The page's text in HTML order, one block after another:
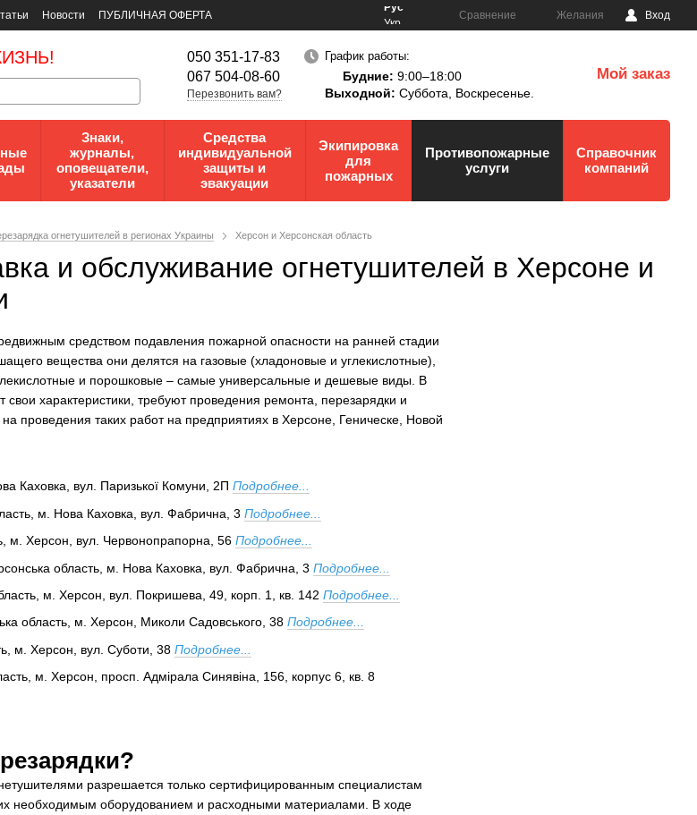
Новости
ПУБЛИЧНАЯ ОФЕРТА
Рус
Укр
Сравнение Желания Вход
050 351-17-83
067 504-08-60
Перезвонить вам?
График работы:
Будние: 9:00–18:00
Выходной: Суббота, Воскресенье.
Мой заказ
Знаки,
журналы,
оповещатели,
указатели
Средства
индивидуальной
защиты и
эвакуации
Экипировка
для
пожарных
Противопожарные
услуги
Справочник
компаний
огнетушителей в регионах Украины Херсон и Херсонская область
и обслуживание огнетушителей в Херсоне и
средством подавления пожарной опасности на ранней стадии
вещества они делятся на газовые (хладоновые и углекислотные),
и порошковые – самые универсальные и дешевые виды. В
свои характеристики, требуют проведения ремонта, перезарядки и
проведения таких работ на предприятиях в Херсоне, Геническе, Новой
Каховка, вул. Паризької Комуни, 2П Подробнее...
м. Нова Каховка, вул. Фабрична, 3 Подробнее...
м. Херсон, вул. Червонопрапорна, 56 Подробнее...
область, м. Нова Каховка, вул. Фабрична, 3 Подробнее...
м. Херсон, вул. Покришева, 49, корп. 1, кв. 142 Подробнее...
область, м. Херсон, Миколи Садовського, 38 Подробнее...
м. Херсон, вул. Суботи, 38 Подробнее...
м. Херсон, просп. Адмірала Синявіна, 156, корпус 6, кв. 8
разрешается только сертифицированным специалистам
необходимым оборудованием и расходными материалами. В ходе